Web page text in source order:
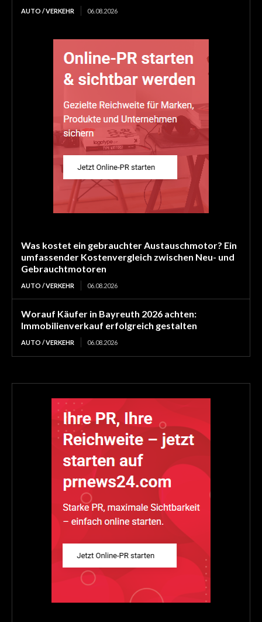
AUTO / VERKEHR 06.08.2026
Was kostet ein gebrauchter Austauschmotor? Ein
umfassender Kostenvergleich zwischen Neu- und
Gebrauchtmotoren
AUTO / VERKEHR 06.08.2026
Worauf Käufer in Bayreuth 2026 achten:
Immobilienverkauf erfolgreich gestalten
AUTO / VERKEHR 06.08.2026